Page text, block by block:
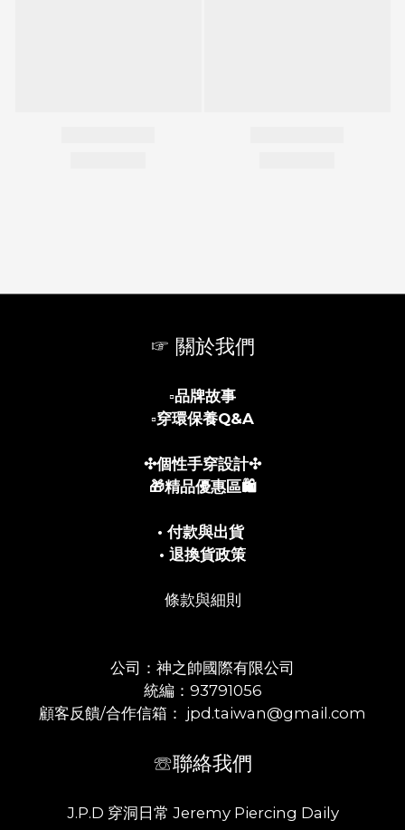
☞ 關於我們
▫️品牌故事
▫️穿環保養Q&A
✣個性手穿設計✣
🎁精品優惠區🛍️
• 付款與出貨
• 退換貨政策
條款與細則
公司：神之帥國際有限公司
統編：93791056
顧客反饋/合作信箱： jpd.taiwan@gmail.com
☏聯絡我們
J.P.D 穿洞日常 Jeremy Piercing Daily